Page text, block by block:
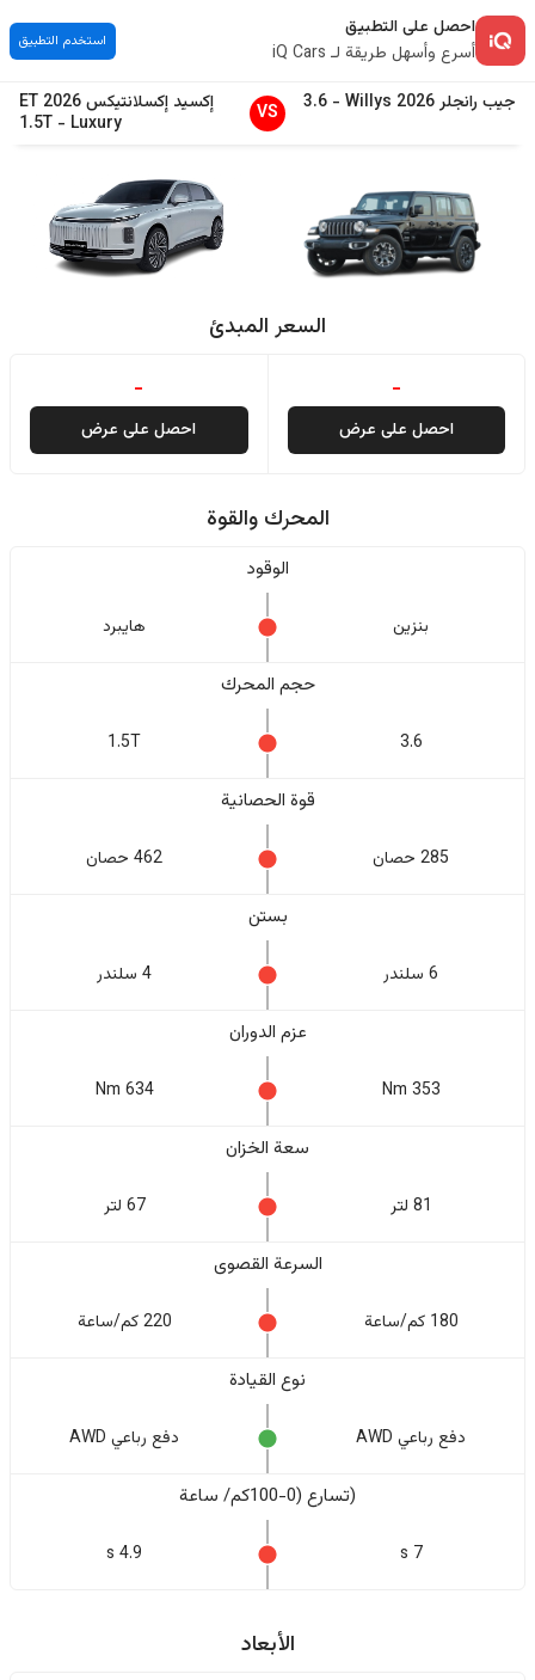
احصل على التطبيق
أسرع وأسهل طريقة لـ iQ Cars
استخدم التطبيق
جيب رانجلر2026
Willys
-
3.6
VS إكسيد إكسلانتيكس ET2026
Luxury
-
1.5T
السعر المبدئ
-
احصل على عرض
-
احصل على عرض
المحرك والقوة
الوقود
بنزين هايبرد
حجم المحرك
3.6
1.5T
قوة الحصانية
285 حصان 462 حصان
بستن
6 سلندر 4 سلندر
عزم الدوران
353 Nm
634 Nm
سعة الخزان
81 لتر 67 لتر
السرعة القصوى
180 كم/ساعة 220 كم/ساعة
نوع القيادة
دفع رباعي AWD دفع رباعي AWD
(تسارع (0-100كم/ ساعة
7 s
4.9 s
الأبعاد